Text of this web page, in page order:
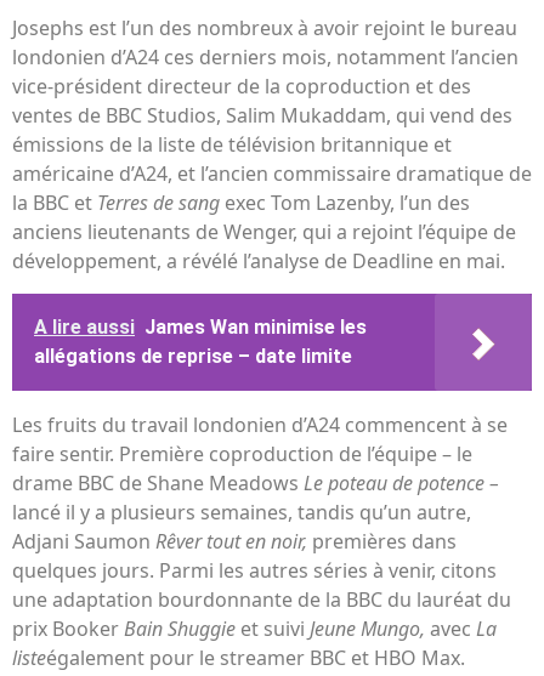
Josephs est l’un des nombreux à avoir rejoint le bureau
londonien d’A24 ces derniers mois, notamment l’ancien
vice-président directeur de la coproduction et des
ventes de BBC Studios, Salim Mukaddam, qui vend des
émissions de la liste de télévision britannique et
américaine d’A24, et l’ancien commissaire dramatique de
la BBC et Terres de sang exec Tom Lazenby, l’un des
anciens lieutenants de Wenger, qui a rejoint l’équipe de
développement, a révélé l’analyse de Deadline en mai.
A lire aussi James Wan minimise les
allégations de reprise – date limite
Les fruits du travail londonien d’A24 commencent à se
faire sentir. Première coproduction de l’équipe – le
drame BBC de Shane Meadows Le poteau de potence –
lancé il y a plusieurs semaines, tandis qu’un autre,
Adjani Saumon Rêver tout en noir, premières dans
quelques jours. Parmi les autres séries à venir, citons
une adaptation bourdonnante de la BBC du lauréat du
prix BookerBain Shuggie et suivi Jeune Mungo, avec La
listeégalement pour le streamer BBC et HBO Max.